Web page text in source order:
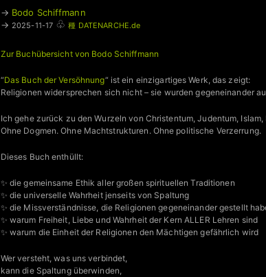
→ Bodo Schiffmann
→ 2025-11-17 ♧ 種 DATENARCHE.de
Zur Buchübersicht von Bodo Schiffmann
“Das Buch der Versöhnung“ ist ein einzigartiges Werk, das zeigt:
Religionen widersprechen sich nicht – sie wurden gegeneinander
Ich gehe zurück zu den Wurzeln von Christentum, Judentum,
Ohne Dogmen. Ohne Machtstrukturen. Ohne politische Verzerrung.
Dieses Buch enthüllt:
✨ die gemeinsame Ethik aller großen spirituellen Traditionen
✨ die universelle Wahrheit jenseits von Spaltung
✨ die Missverständnisse, die Religionen gegeneinander gestellt
✨ warum Freiheit, Liebe und Wahrheit der Kern ALLER Lehren sind
✨ warum die Einheit der Religionen den Mächtigen gefährlich wird
Wer versteht, was uns verbindet,
kann die Spaltung überwinden,